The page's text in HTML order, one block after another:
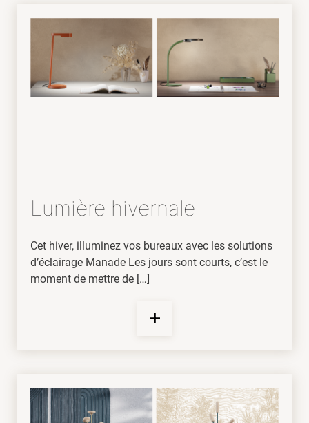
Lumière hivernale
Cet hiver, illuminez vos bureaux avec les solutions
d’éclairage Manade Les jours sont courts, c’est le
moment de mettre de […]